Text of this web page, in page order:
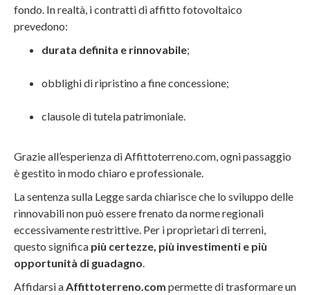
fondo. In realtà, i contratti di affitto fotovoltaico
prevedono:
durata definita e rinnovabile;
obblighi di ripristino a fine concessione;
clausole di tutela patrimoniale.
Grazie all’esperienza di Affittoterreno.com, ogni passaggio
è gestito in modo chiaro e professionale.
La sentenza sulla Legge sarda chiarisce che lo sviluppo delle
rinnovabili non può essere frenato da norme regionali
eccessivamente restrittive. Per i proprietari di terreni,
questo significa più certezze, più investimenti e più
opportunità di guadagno
Affidarsi a Affittoterreno.com permette di trasformare un